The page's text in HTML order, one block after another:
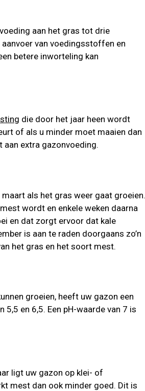
aan het gras tot drie
van voedingsstoffen en
betere inworteling kan
die door het jaar heen wordt
of als u minder moet maaien dan
extra gazonvoeding.
als het gras weer gaat groeien.
wordt en enkele weken daarna
en dat zorgt ervoor dat kale
is aan te raden doorgaans zo’n
het gras en het soort mest.
groeien, heeft uw gazon een
en 6,5. Een pH-waarde van 7 is
ligt uw gazon op klei- of
mest dan ook minder goed. Dit is